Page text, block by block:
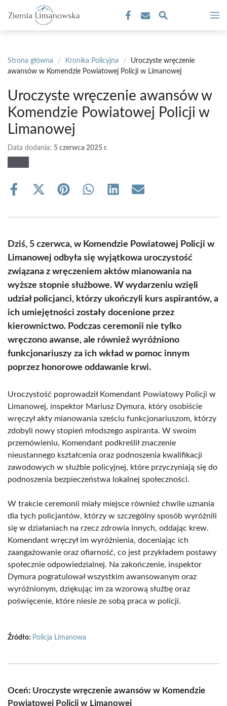
treści
Strona główna / Kronika Policyjna /
Uroczyste wręczenie
awansów w Komendzie Powiatowej Policji w Limanowej
Uroczyste wręczenie awansów w
Komendzie Powiatowej Policji w
Limanowej
Data dodania: 5 czerwca 2025 r.
Share
Share
(Twitter)
Share Share Share Share
Dziś, 5 czerwca, w Komendzie Powiatowej Policji w
Limanowej odbyła się wyjątkowa uroczystość
związana z wręczeniem aktów mianowania na
wyższe stopnie służbowe. W wydarzeniu wzięli
udział policjanci, którzy ukończyli kurs aspirantów, a
ich umiejętności zostały docenione przez
kierownictwo. Podczas ceremonii nie tylko
wręczono awanse, ale również wyróżniono
funkcjonariuszy za ich wkład w pomoc innym
poprzez honorowe oddawanie krwi.
Uroczystość poprowadził Komendant Powiatowy Policji w
Limanowej, inspektor Mariusz Dymura, który osobiście
wręczył akty mianowania sześciu funkcjonariuszom, którzy
zdobyli nowy stopień młodszego aspiranta. W swoim
przemówieniu, Komendant podkreślił znaczenie
nieustannego kształcenia oraz podnoszenia kwalifikacji
zawodowych w służbie policyjnej, które przyczyniają się do
podnoszenia bezpieczeństwa lokalnej społeczności.
W trakcie ceremonii miały miejsce również chwile uznania
dla tych policjantów, którzy w szczególny sposób wyróżnili
się w działaniach na rzecz zdrowia innych, oddając krew.
Komendant wręczył im wyróżnienia, doceniając ich
zaangażowanie oraz ofiarność, co jest przykładem postawy
społecznie odpowiedzialnej. Na zakończenie, inspektor
Dymura pogratulował wszystkim awansowanym oraz
wyróżnionym, dziękując im za wzorową służbę oraz
poświęcenie, które niesie ze sobą praca w policji.
Źródło: Policja Limanowa
Oceń: Uroczyste wręczenie awansów w Komendzie
Powiatowej Policji w Limanowej